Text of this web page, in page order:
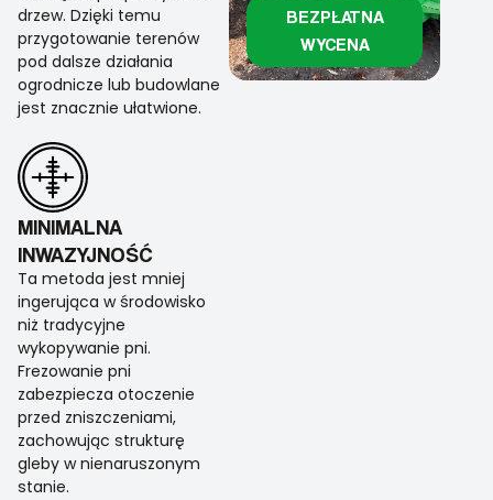
drzew. Dzięki temu
przygotowanie terenów
pod dalsze działania
ogrodnicze lub budowlane
jest znacznie ułatwione.
MINIMALNA
INWAZYJNOŚĆ
Ta metoda jest mniej
ingerująca w środowisko
niż tradycyjne
wykopywanie pni.
Frezowanie pni
zabezpiecza otoczenie
przed zniszczeniami,
zachowując strukturę
gleby w nienaruszonym
stanie.
BEZPŁATNA
WYCENA